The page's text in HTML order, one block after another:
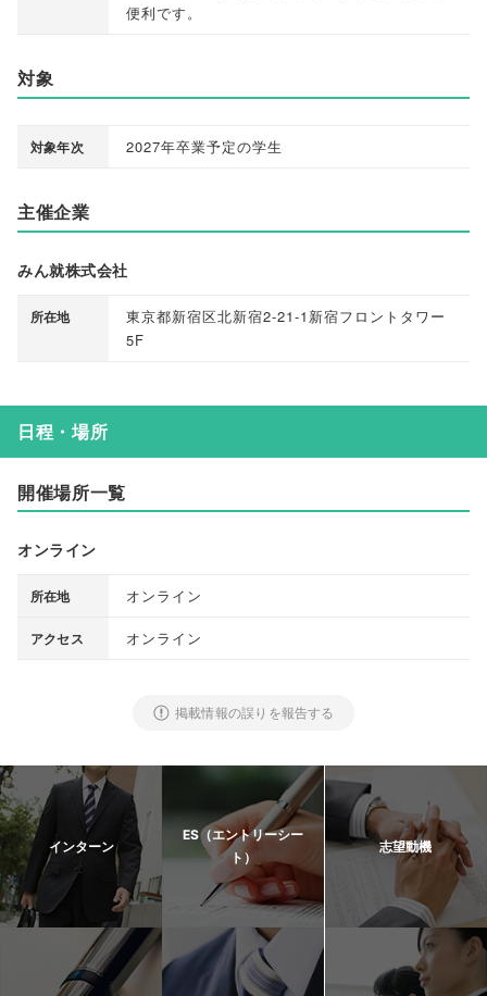
便利です。
対象
対象年次 2027年卒業予定の学生
主催企業
みん就株式会社
所在地
東京都新宿区北新宿2-21-1新宿フロントタワー
5F
日程・場所
開催場所一覧
オンライン
所在地 オンライン
アクセス オンライン
掲載情報の誤りを報告する
インターン
ES（エントリーシー
ト）
志望動機